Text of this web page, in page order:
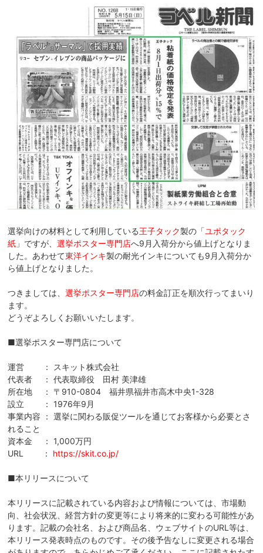
選挙向けの材料として利用している王子タック製の「ユポタック
紙 」ですが、選挙ポスター専門店へ9月入荷分から値上げとなりま
した。あわせて東洋インキ製の耐光インキについても9月入荷分か
ら値上げとなりました。
つきましては、選挙ポスター専門店の料金訂正を順次行ってまいり
ます。
どうぞよろしくお願いいたします。
■選挙ポスター専門店について
運営 ： スキット株式会社
代表者 ： 代表取締役 田村 美津雄
所在地 ： 〒910-0804 福井県福井市高木中央1-328
設立 ： 1976年9月
事業内容 ： 選挙に関わる販促ツールを通じてお客様から必要とさ
れること
資本金 ： 1,000万円
URL ： https://skit.co.jp/
■本リリースについて
本リリースに記載されている内容お​​よび情報については、​​市場動
向、社会状況、経営方針の変更等により将来的に変わる可能性があ
ります。記載の会社名、および商品名、ウェブサイトのURL等は、​
本リリース発表時点のものです。その後予告なしに変更される場合